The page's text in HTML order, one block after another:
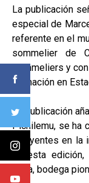
La publicación
especial de
referente en el
sommelier de
Sommeliers y
formación en
La publicación
Pichilemu, se ha
influyentes en la
en esta
Silva, bodega